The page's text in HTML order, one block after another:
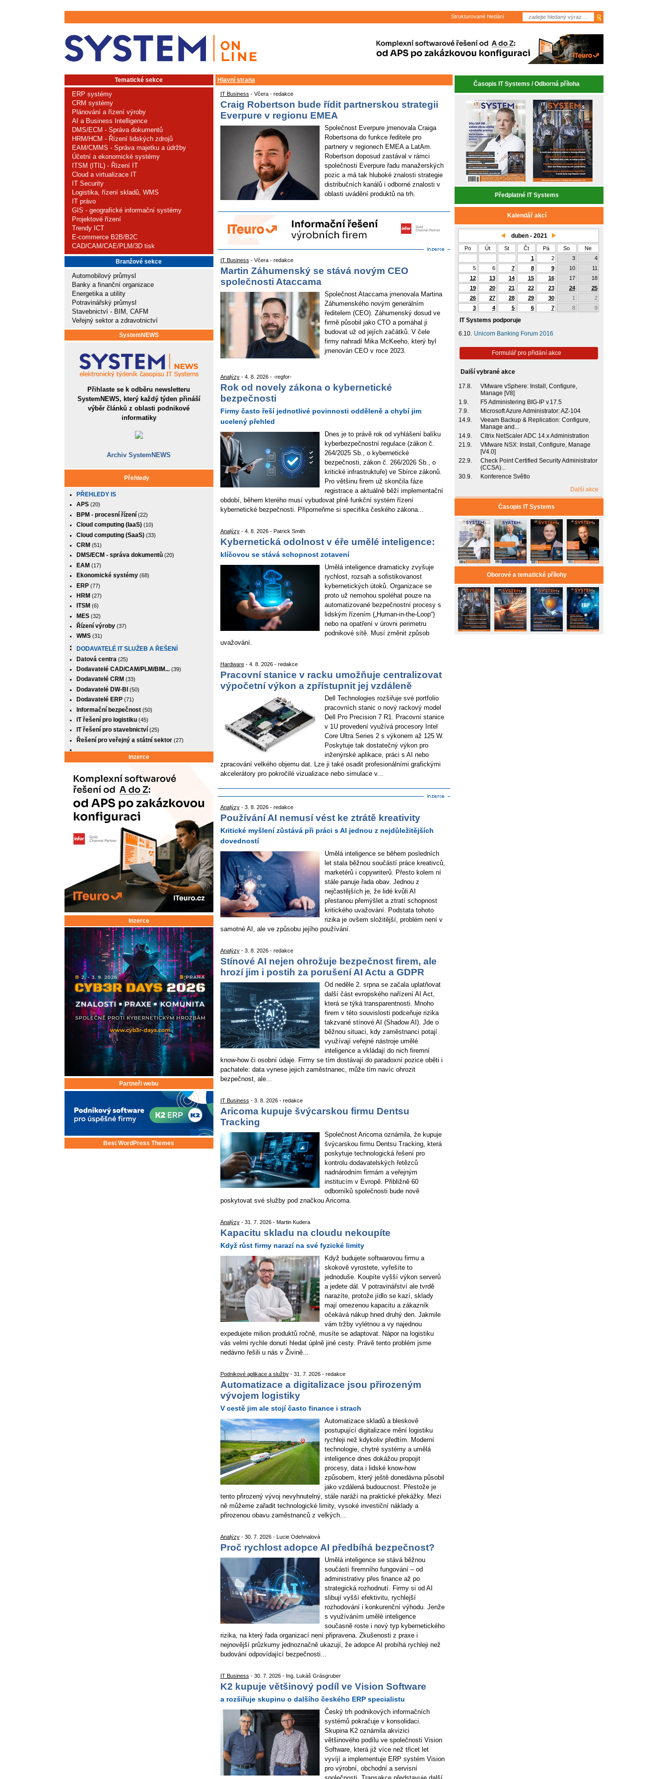
Strukturované hledání
Tematické sekce
ERP systémy
CRM systémy
Plánování a řízení výroby
AI a Business Intelligence
DMS/ECM - Správa dokumentů
HRM/HCM - Řízení lidských zdrojů
EAM/CMMS - Správa majetku a údržby
Účetní a ekonomické systémy
ITSM (ITIL) - Řízení IT
Cloud a virtualizace IT
IT Security
Logistika, řízení skladů, WMS
IT právo
GIS - geografické informační systémy
Projektové řízení
Trendy ICT
E-commerce B2B/B2C
CAD/CAM/CAE/PLM/3D tisk
Branžové sekce
Automobilový průmysl
Banky a finanční organizace
Energetika a utility
Potravinářský průmysl
Stavebnictví - BIM, CAFM
Veřejný sektor a zdravotnictví
SystemNEWS
Přihlaste se k odběru newsletteru
SystemNEWS, který každý týden přináší
výběr článků z oblasti podnikové
informatiky
Archiv SystemNEWS
Přehledy
PŘEHLEDY IS
APS(20)
BPM - procesní řízení(22)
Cloud computing (IaaS)(10)
Cloud computing (SaaS)(33)
CRM (51)
DMS/ECM - správa dokumentů(20)
EAM (17)
Ekonomické systémy(68)
ERP(77)
HRM (27)
ITSM (6)
MES(32)
Řízení výroby(37)
WMS(31)
DODAVATELÉ IT SLUŽEB A ŘEŠENÍ
Datová centra (25)
Dodavatelé CAD/CAM/PLM/BIM...(39)
Dodavatelé CRM (33)
Dodavatelé DW-BI (50)
Dodavatelé ERP(71)
Informační bezpečnost(50)
IT řešení pro logistiku(45)
IT řešení pro stavebnictví(25)
Řešení pro veřejný a státní sektor(27)
Inzerce
Inzerce
Partneři webu
Best WordPress Themes
Hlavní strana
IT Business - Včera - redakce
Craig Robertson bude řídit partnerskou strategii
Everpure v regionu EMEA
Společnost Everpure jmenovala Craiga
Robertsona do funkce ředitele pro
partnery v regionech EMEA a LatAm.
Robertson doposud zastával v rámci
společnosti Everpure řadu manažerských
pozic a má tak hluboké znalosti strategie
distribučních kanálů i odborné znalosti v
oblasti uvádění produktů na trh.
IT Business - Včera - redakce
Martin Záhumenský se stává novým CEO
společnosti Ataccama
Společnost Ataccama jmenovala Martina
Záhumenského novým generálním
ředitelem (CEO). Záhumenský dosud ve
firmě působil jako CTO a pomáhal ji
budovat už od jejích začátků. V čele
firmy nahradí Mika McKeeho, který byl
jmenován CEO v roce 2023.
Analýzy- 4. 8. 2026 - -regfor-
Rok od novely zákona o kybernetické
bezpečnosti
Firmy často řeší jednotlivé povinnosti odděleně a chybí jim
ucelený přehled
Dnes je to právě rok od vyhlášení balíku
kyberbezpečnostní regulace (zákon č.
264/2025 Sb., o kybernetické
bezpečnosti, zákon č. 266/2026 Sb., o
kritické infrastruktuře) ve Sbírce zákonů.
Pro většinu firem už skončila fáze
registrace a aktuálně běží implementační
období, během kterého musí vybudovat plně funkční systém řízení
kybernetické bezpečnosti. Připomeňme si specifika českého zákona...
Analýzy- 4. 8. 2026 - Patrick Smith
Kybernetická odolnost v éře umělé inteligence:
klíčovou se stává schopnost zotavení
Umělá inteligence dramaticky zvyšuje
rychlost, rozsah a sofistikovanost
kybernetických útoků. Organizace se
proto už nemohou spoléhat pouze na
automatizované bezpečnostní procesy s
lidským řízením („Human-in-the-Loop“)
nebo na opatření v úrovni perimetru
podnikové sítě. Musí změnit způsob
uvažování.
Hardware- 4. 8. 2026 - redakce
Pracovní stanice v racku umožňuje centralizovat
výpočetní výkon a zpřístupnit jej vzdáleně
Dell Technologies rozšiřuje své portfolio
pracovních stanic o nový rackový model
Dell Pro Precision 7 R1. Pracovní stanice
v 1U provedení využívá procesory Intel
Core Ultra Series 2 s výkonem až 125 W.
Poskytuje tak dostatečný výkon pro
inženýrské aplikace, práci s AI nebo
zpracování velkého objemu dat. Lze ji také osadit profesionálními grafickými
akcelerátory pro pokročilé vizualizace nebo simulace v...
Analýzy- 3. 8. 2026 - redakce
Používání AI nemusí vést ke ztrátě kreativity
Kritické myšlení zůstává při práci s AI jednou z nejdůležitějších
dovedností
Umělá inteligence se během posledních
let stala běžnou součástí práce kreativců,
marketérů i copywriterů. Přesto kolem ní
stále panuje řada obav. Jednou z
nejčastějších je, že lidé kvůli AI
přestanou přemýšlet a ztratí schopnost
kritického uvažování. Podstata tohoto
rizika je ovšem složitější, problém není v
samotné AI, ale ve způsobu jejího používání.
Analýzy- 3. 8. 2026 - redakce
Stínové AI nejen ohrožuje bezpečnost firem, ale
hrozí jim i postih za porušení AI Actu a GDPR
Od neděle 2. srpna se začala uplatňovat
další část evropského nařízení AI Act,
která se týká transparentnosti. Mnoho
firem v této souvislosti podceňuje rizika
takzvané stínové AI (Shadow AI). Jde o
běžnou situaci, kdy zaměstnanci potají
využívají veřejné nástroje umělé
inteligence a vkládají do nich firemní
know-how či osobní údaje. Firmy se tím dostávají do paradoxní pozice oběti i
pachatele: data vynese jejich zaměstnanec, může tím navíc ohrozit
bezpečnost, ale...
IT Business - 3. 8. 2026 - redakce
Aricoma kupuje švýcarskou firmu Dentsu
Tracking
Společnost Aricoma oznámila, že kupuje
švýcarskou firmu Dentsu Tracking, která
poskytuje technologická řešení pro
kontrolu dodavatelských řetězců
nadnárodním firmám a veřejným
institucím v Evropě. Přibližně 60
odborníků společnosti bude nově
poskytovat své služby pod značkou Aricoma.
Analýzy- 31. 7. 2026 - Martin Kudera
Kapacitu skladu na cloudu nekoupíte
Když růst firmy narazí na své fyzické limity
Když budujete softwarovou firmu a
skokově vyrostete, vyřešíte to
jednoduše. Koupíte vyšší výkon serverů
a jedete dál. V potravinářství ale tvrdě
narazíte, protože jídlo se kazí, sklady
mají omezenou kapacitu a zákazník
očekává nákup hned druhý den. Jakmile
vám tržby vylétnou a vy najednou
expedujete milion produktů ročně, musíte se adaptovat. Nápor na logistiku
vás velmi rychle donutí hledat úplně jiné cesty. Právě tento problém jsme
nedávno řešili u nás v Živině...
Podnikové aplikace a služby- 31. 7. 2026 - redakce
Automatizace a digitalizace jsou přirozeným
vývojem logistiky
V cestě jim ale stojí často finance i strach
Automatizace skladů a bleskově
postupující digitalizace mění logistiku
rychleji než kdykoliv předtím. Moderní
technologie, chytré systémy a umělá
inteligence dnes dokážou propojit
procesy, data i lidské know-how
způsobem, který ještě donedávna působil
jako vzdálená budoucnost. Přestože je
tento přirozený vývoj nevyhnutelný, stále naráží na praktické překážky. Mezi
ně můžeme zařadit technologické limity, vysoké investiční náklady a
přirozenou obavu zaměstnanců z velkých...
Analýzy- 30. 7. 2026 - Lucie Odehnalová
Proč rychlost adopce AI předbíhá bezpečnost?
Umělá inteligence se stává běžnou
součástí firemního fungování – od
administrativy přes finance až po
strategická rozhodnutí. Firmy si od AI
slibují vyšší efektivitu, rychlejší
rozhodování i konkurenční výhodu. Jenže
s využíváním umělé inteligence
současně roste i nový typ kybernetického
rizika, na který řada organizací není připravena. Zkušenosti z praxe i
nejnovější průzkumy jednoznačně ukazují, že adopce AI probíhá rychleji než
budování odpovídající bezpečnosti...
IT Business - 30. 7. 2026 - Ing. Lukáš Grásgruber
K2 kupuje většinový podíl ve Vision Software
a rozšiřuje skupinu o dalšího českého ERP specialistu
Český trh podnikových informačních
systémů pokračuje v konsolidaci.
Skupina K2 oznámila akvizici
většinového podílu ve společnosti Vision
Software, která již více než třicet let
vyvíjí a implementuje ERP systém Vision
pro výrobní, obchodní a servisní
společnosti. Transakce představuje další
Časopis IT Systems / Odborná příloha
Předplatné IT Systems
Kalendář akcí
duben - 2021
Po Út St Čt Pá So
Ne
1
2 3
4
5
6 7 8 9 10
11
12
13 14 15 16 17
18
19
20 21 22 23 24
25
26
27 28 29 30 1
2
3
4 5 6 7 8 9
IT Systems podporuje
6.10. Unicorn Banking Forum 2016
Formulář pro přidání akce
Další vybrané akce
17.8.
VMware vSphere: Install, Configure,
Manage [V8]
1.9.
F5 Administering BIG-IP v.17.5
7.9.
Microsoft Azure Administrator: AZ-104
14.9.
Veeam Backup & Replication: Configure,
Manage and...
14.9.
Citrix NetScaler ADC 14.x Administration
21.9.
VMware NSX: Install, Configure, Manage
[V4.0]
22.9.
Check Point Certified Security Administrator
(CCSA)...
30.9.
Konference Světlo
Další akce
Časopis IT Systems
Oborové a tematické přílohy